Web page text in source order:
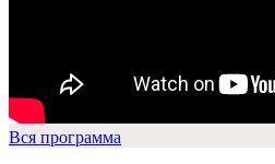
Вся программа